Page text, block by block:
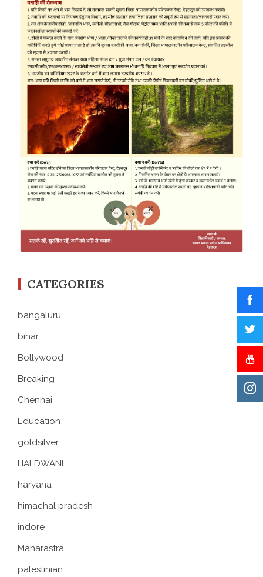
CATEGORIES
bangaluru
bihar
Bollywood
Breaking
Chennai
Education
goldsilver
HALDWANI
haryana
himachal pradesh
indore
Maharastra
palestinian